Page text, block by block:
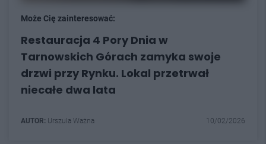
Może Cię zainteresować:
Restauracja 4 Pory Dnia w
Tarnowskich Górach zamyka swoje
drzwi przy Rynku. Lokal przetrwał
niecałe dwa lata
AUTOR: Urszula Ważna 10/02/2026